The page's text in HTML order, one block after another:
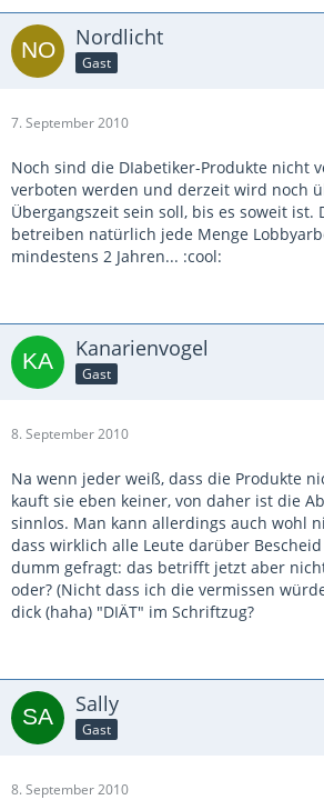
Nordlicht
Gast
7. September 2010
Noch sind die DIabetiker-Produkte nicht
verboten werden und derzeit wird noch
Übergangszeit sein soll, bis es soweit ist.
betreiben natürlich jede Menge
mindestens 2 Jahren... :cool:
Kanarienvogel
Gast
8. September 2010
Na wenn jeder weiß, dass die Produkte
kauft sie eben keiner, von daher ist die
sinnlos. Man kann allerdings auch wohl
dass wirklich alle Leute darüber
dumm gefragt: das betrifft jetzt aber
oder? (Nicht dass ich die vermissen
dick (haha) "DIÄT" im Schriftzug?
Sally
Gast
8. September 2010